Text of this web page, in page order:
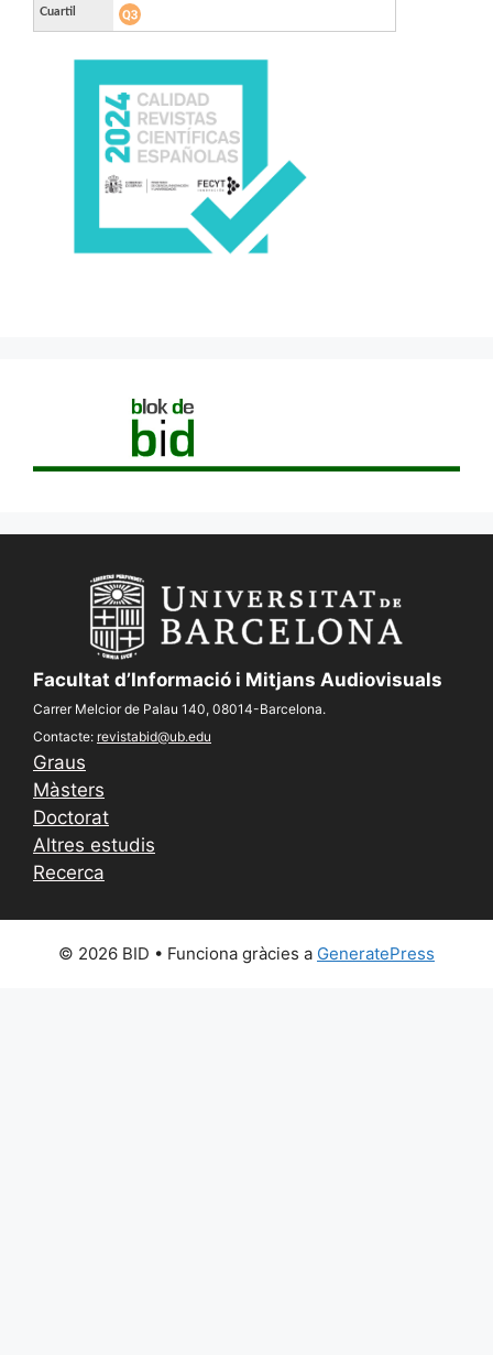
Facultat d’Informació i Mitjans Audiovisuals
Carrer Melcior de Palau 140, 08014-Barcelona.
Contacte: revistabid@ub.edu
Graus
Màsters
Doctorat
Altres estudis
Recerca
© 2026 BID • Funciona gràcies a GeneratePress